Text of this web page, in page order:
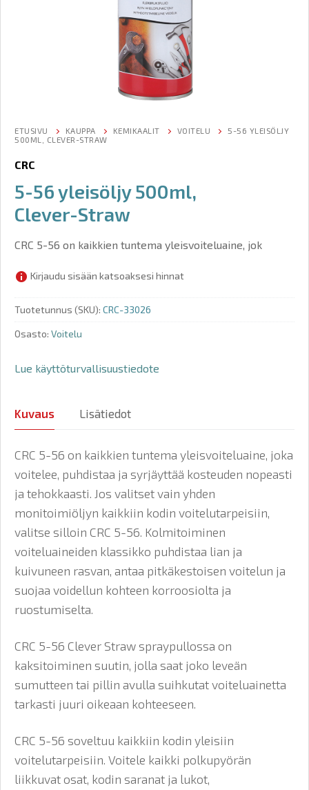
ETUSIVU KAUPPA KEMIKAALIT VOITELU
5-56 YLEISÖLJY
500ML, CLEVER-STRAW
CRC
5-56 yleisöljy 500ml,
Clever-Straw
CRC 5-56 on kaikkien tuntema yleisvoiteluaine, jok
Kirjaudu sisään katsoaksesi hinnat
Tuotetunnus (SKU): CRC-33026
Osasto: Voitelu
Lue käyttöturvallisuustiedote
Kuvaus Lisätiedot
CRC 5-56 on kaikkien tuntema yleisvoiteluaine, joka
voitelee, puhdistaa ja syrjäyttää kosteuden nopeasti
ja tehokkaasti. Jos valitset vain yhden
monitoimiöljyn kaikkiin kodin voitelutarpeisiin,
valitse silloin CRC 5-56. Kolmitoiminen
voiteluaineiden klassikko puhdistaa lian ja
kuivuneen rasvan, antaa pitkäkestoisen voitelun ja
suojaa voidellun kohteen korroosiolta ja
ruostumiselta.
CRC 5-56 Clever Straw spraypullossa on
kaksitoiminen suutin, jolla saat joko leveän
sumutteen tai pillin avulla suihkutat voiteluainetta
tarkasti juuri oikeaan kohteeseen.
CRC 5-56 soveltuu kaikkiin kodin yleisiin
voitelutarpeisiin. Voitele kaikki polkupyörän
liikkuvat osat, kodin saranat ja lukot,